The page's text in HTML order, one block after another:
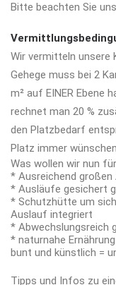
Bitte beachten Sie
Wir vermitteln unsere
Gehege muss bei 2
m² auf EINER Ebene
rechnet man 20 %
den Platzbedarf
Platz immer
Was wollen wir nun
* Ausreichend
* Ausläufe gesichert
* Schutzhütte um
Auslauf integriert
* Abwechslungsreich
* naturnahe
bunt und künstlich =
Tipps und Infos zu